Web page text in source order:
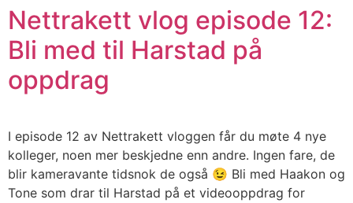
Nettrakett vlog episode 12:
Bli med til Harstad på
oppdrag
I episode 12 av Nettrakett vloggen får du møte 4 nye
kolleger, noen mer beskjedne enn andre. Ingen fare, de
blir kameravante tidsnok de også 😉 Bli med Haakon og
Tone som drar til Harstad på et videooppdrag for